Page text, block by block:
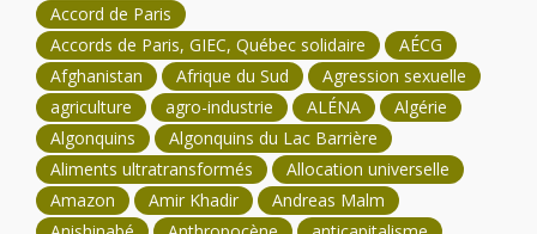
Accord de Paris
Accords de Paris, GIEC, Québec solidaire
AÉCG
Afghanistan
Afrique du Sud
Agression sexuelle
agriculture
agro-industrie ALÉNA
Algérie
Algonquins
Algonquins du Lac Barrière
Aliments ultratransformés
Allocation universelle
Amazon
Amir Khadir
Andreas Malm